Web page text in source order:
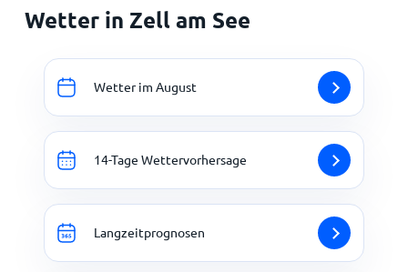
Wetter in Zell am See
Wetter im August
14-Tage Wettervorhersage
Langzeitprognosen